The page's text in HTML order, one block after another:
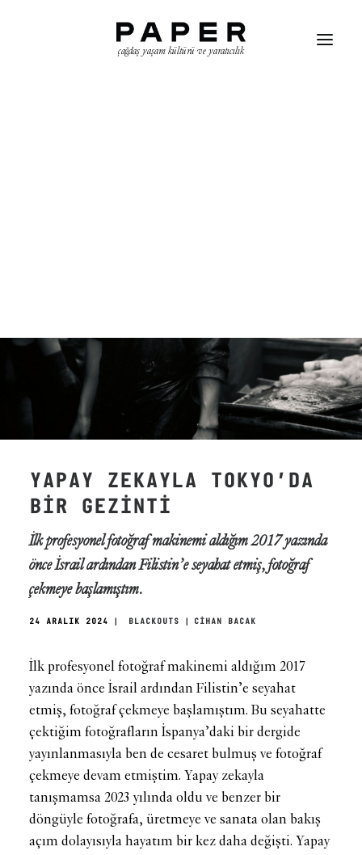
çağdaş yaşam kültürü ve yaratıcılık
YAPAY ZEKAYLA TOKYO’DA
BİR GEZİNTİ
İlk profesyonel fotoğraf makinemi aldığım 2017 yazında
önce İsrail ardından Filistin’e seyahat etmiş, fotoğraf
çekmeye başlamıştım.
24 ARALIK 2024 BLACKOUTS CİHAN BACAK
İlk profesyonel fotoğraf makinemi aldığım 2017
yazında önce İsrail ardından Filistin’e seyahat
etmiş, fotoğraf çekmeye başlamıştım. Bu seyahatte
çektiğim fotoğrafların İspanya’daki bir dergide
yayınlanmasıyla ben de cesaret bulmuş ve fotoğraf
çekmeye devam etmiştim. Yapay zekayla
tanışmamsa 2023 yılında oldu ve benzer bir
döngüyle fotoğrafa, üretmeye ve sanata olan bakış
açım dolayısıyla hayatım bir kez daha değişti. Yapay